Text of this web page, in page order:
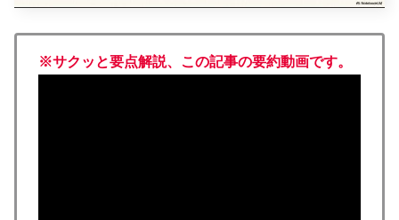
※サクッと要点解説、この記事の要約動画です。